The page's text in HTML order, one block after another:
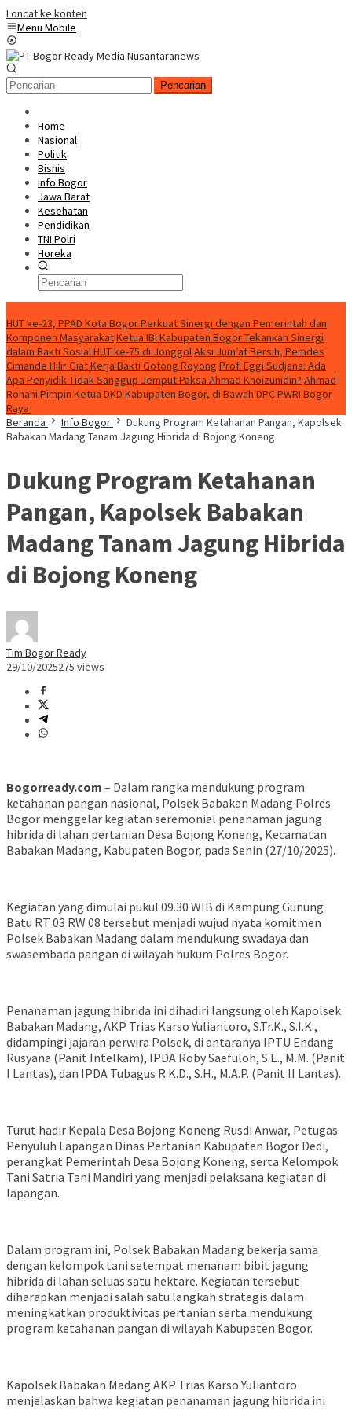
Loncat ke konten
Menu Mobile
Pencarian
Home
Nasional
Politik
Bisnis
Info Bogor
Jawa Barat
Kesehatan
Pendidikan
TNI Polri
Horeka
HUT ke-23, PPAD Kota Bogor Perkuat Sinergi dengan Pemerintah dan
Komponen MasyarakatKetua IBI Kabupaten Bogor Tekankan Sinergi
dalam Bakti Sosial HUT ke-75 di JonggolAksi Jum’at Bersih, Pemdes
Cimande Hilir Giat Kerja Bakti Gotong Royong Prof. Eggi Sudjana: Ada
Apa Penyidik Tidak Sanggup Jemput Paksa Ahmad Khoizunidin? Ahmad
Rohani Pimpin Ketua DKD Kabupaten Bogor, di Bawah DPC PWRI Bogor
Raya
Beranda
Info Bogor
Dukung Program Ketahanan Pangan, Kapolsek
Babakan Madang Tanam Jagung Hibrida di Bojong Koneng
Dukung Program Ketahanan
Pangan, Kapolsek Babakan
Madang Tanam Jagung Hibrida
di Bojong Koneng
Tim Bogor Ready
29/10/2025275 views
Bogorready.com – Dalam rangka mendukung program
ketahanan pangan nasional, Polsek Babakan Madang Polres
Bogor menggelar kegiatan seremonial penanaman jagung
hibrida di lahan pertanian Desa Bojong Koneng, Kecamatan
Babakan Madang, Kabupaten Bogor, pada Senin (27/10/2025).
Kegiatan yang dimulai pukul 09.30 WIB di Kampung Gunung
Batu RT 03 RW 08 tersebut menjadi wujud nyata komitmen
Polsek Babakan Madang dalam mendukung swadaya dan
swasembada pangan di wilayah hukum Polres Bogor.
Penanaman jagung hibrida ini dihadiri langsung oleh Kapolsek
Babakan Madang, AKP Trias Karso Yuliantoro, S.Tr.K., S.I.K.,
didampingi jajaran perwira Polsek, di antaranya IPTU Endang
Rusyana (Panit Intelkam), IPDA Roby Saefuloh, S.E., M.M. (Panit
I Lantas), dan IPDA Tubagus R.K.D., S.H., M.A.P. (Panit II Lantas).
Turut hadir Kepala Desa Bojong Koneng Rusdi Anwar, Petugas
Penyuluh Lapangan Dinas Pertanian Kabupaten Bogor Dedi,
perangkat Pemerintah Desa Bojong Koneng, serta Kelompok
Tani Satria Tani Mandiri yang menjadi pelaksana kegiatan di
lapangan.
Dalam program ini, Polsek Babakan Madang bekerja sama
dengan kelompok tani setempat menanam bibit jagung
hibrida di lahan seluas satu hektare. Kegiatan tersebut
diharapkan menjadi salah satu langkah strategis dalam
meningkatkan produktivitas pertanian serta mendukung
program ketahanan pangan di wilayah Kabupaten Bogor.
Kapolsek Babakan Madang AKP Trias Karso Yuliantoro
menjelaskan bahwa kegiatan penanaman jagung hibrida ini